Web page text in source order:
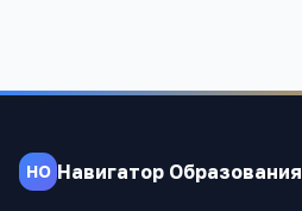
НО Навигатор Образования